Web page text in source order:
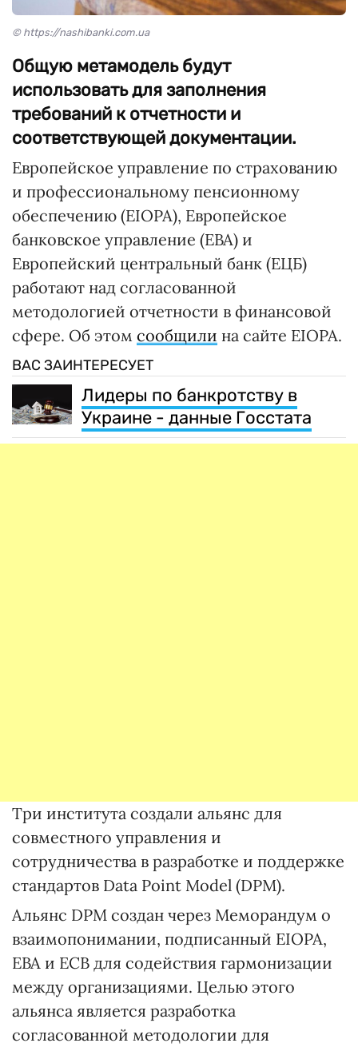
© https://nashibanki.com.ua
Общую метамодель будут
использовать для заполнения
требований к отчетности и
соответствующей документации.
Европейское управление по страхованию
и профессиональному пенсионному
обеспечению (EIOPA), Европейское
банковское управление (EBA) и
Европейский центральный банк (ЕЦБ)
работают над согласованной
методологией отчетности в финансовой
сфере. Об этом сообщили на сайте EIOPA.
ВАС ЗАИНТЕРЕСУЕТ
Лидеры по банкротству в
Украине - данные Госстата
Три института создали альянс для
совместного управления и
сотрудничества в разработке и поддержке
стандартов Data Point Model (DPM).
Альянс DPM создан через Меморандум о
взаимопонимании, подписанный EIOPA,
EBA и ECB для содействия гармонизации
между организациями. Целью этого
альянса является разработка
согласованной методологии для